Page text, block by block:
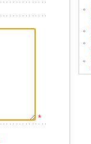
*
。
。
。
。